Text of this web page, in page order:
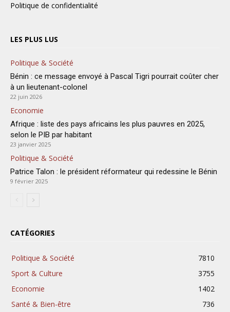
Politique de confidentialité
LES PLUS LUS
Politique & Société
Bénin : ce message envoyé à Pascal Tigri pourrait coûter cher
à un lieutenant-colonel
22 juin 2026
Economie
Afrique : liste des pays africains les plus pauvres en 2025,
selon le PIB par habitant
23 janvier 2025
Politique & Société
Patrice Talon : le président réformateur qui redessine le Bénin
9 février 2025
CATÉGORIES
Politique & Société
7810
Sport & Culture
3755
Economie
1402
Santé & Bien-être
736